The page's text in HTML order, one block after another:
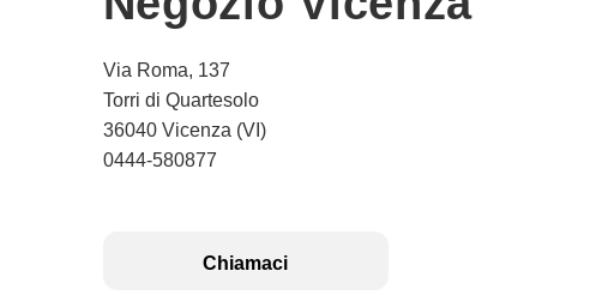
Via Roma, 137
Torri di Quartesolo
36040 Vicenza (VI)
0444-580877
Chiamaci